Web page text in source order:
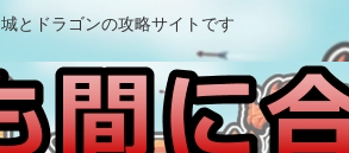
城とドラゴンの攻略サイトです